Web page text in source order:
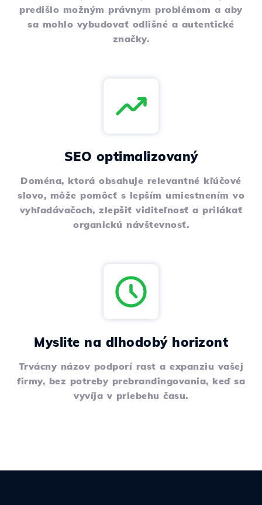
predišlo možným právnym problémom a aby
sa mohlo vybudovať odlišné a autentické
značky.
SEO optimalizovaný
Doména, ktorá obsahuje relevantné kľúčové
slovo, môže pomôcť s lepším umiestnením vo
vyhľadávačoch, zlepšiť viditeľnosť a prilákať
organickú návštevnosť.
Myslite na dlhodobý horizont
Trvácny názov podporí rast a expanziu vašej
firmy, bez potreby prebrandingovania, keď sa
vyvíja v priebehu času.